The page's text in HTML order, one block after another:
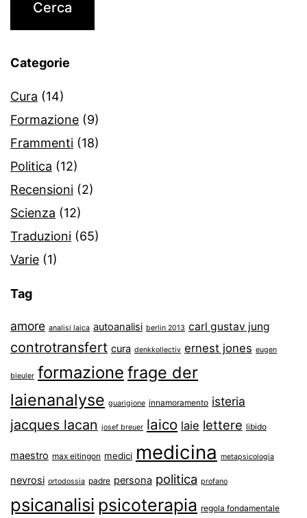
Categorie
Cura (14)
Formazione (9)
Frammenti (18)
Politica (12)
Recensioni (2)
Scienza (12)
Traduzioni (65)
Varie (1)
Tag
amore analisi laica autoanalisi berlin 2013 carl gustav jung
controtransfert cura denkkollectiv ernest jones eugen
bleuler formazione frage der
laienanalyse guarigione innamoramento isteria
jacques lacan josef breuer laico laie lettere libido
maestro max eitingon medici medicina metapsicologia
nevrosi ortodossia padre persona politica profano
psicanalisi psicoterapia regola fondamentale